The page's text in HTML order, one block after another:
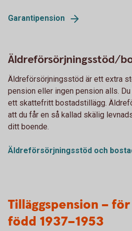
Garantipension
Äldreförsörjningsstöd/
Äldreförsörjningsstöd är ett extra
pension eller ingen pension alls.
ett skattefritt bostadstillägg.
att du får en så kallad skälig
ditt boende.
Äldreförsörjningsstöd och
Tilläggspension –
född 1937–1953